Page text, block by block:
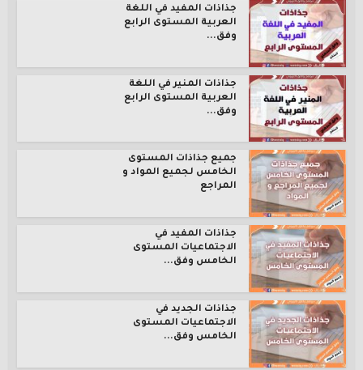
جذاذات المفيد في اللغة
العربية المستوى الرابع
وفق...
جذاذات المنير في اللغة
العربية المستوى الرابع
وفق...
جميع جذاذات المستوى
الخامس لجميع المواد و
المراجع
جذاذات المفيد في
الاجتماعيات المستوى
الخامس وفق...
جذاذات الجديد في
الاجتماعيات المستوى
الخامس وفق...